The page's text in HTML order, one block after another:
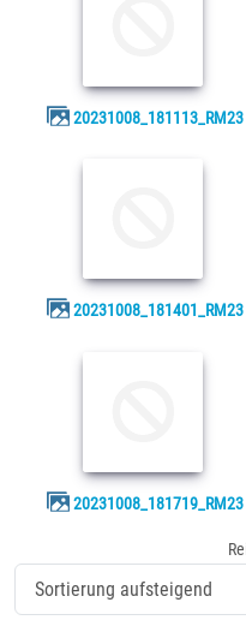
20231008_181113_RM23
20231008_181401_RM23
20231008_181719_RM23